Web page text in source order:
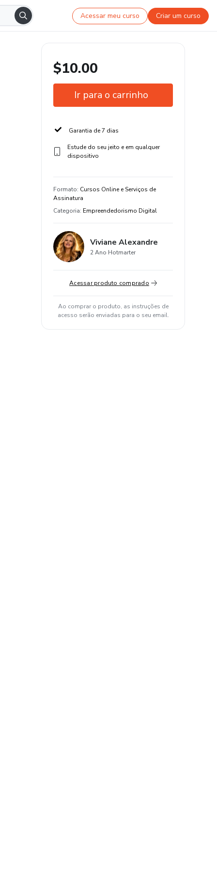
Acessar meu curso Criar um curso
$10.00
Ir para o carrinho
Garantia de 7 dias
Estude do seu jeito e em qualquer
dispositivo
Formato: Cursos Online e Serviços de
Assinatura
Categoria: Empreendedorismo Digital
Viviane Alexandre
2 Ano Hotmarter
Acessar produto comprado
Ao comprar o produto, as instruções de
acesso serão enviadas para o seu email.